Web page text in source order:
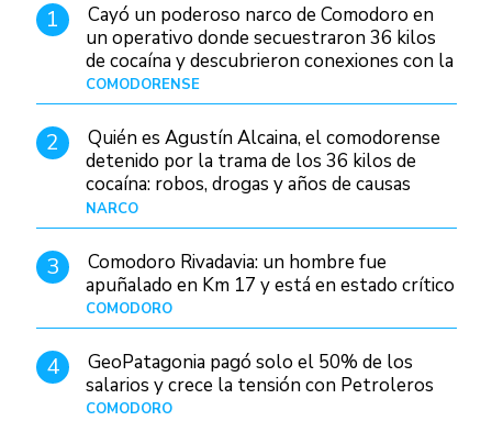
1
Cayó un poderoso narco de Comodoro en
un operativo donde secuestraron 36 kilos
de cocaína y descubrieron conexiones con la
Patagonia
COMODORENSE
2
Quién es Agustín Alcaina, el comodorense
detenido por la trama de los 36 kilos de
cocaína: robos, drogas y años de causas
judiciales
NARCO
3
Comodoro Rivadavia: un hombre fue
apuñalado en Km 17 y está en estado crítico
COMODORO
4
GeoPatagonia pagó solo el 50% de los
salarios y crece la tensión con Petroleros
COMODORO